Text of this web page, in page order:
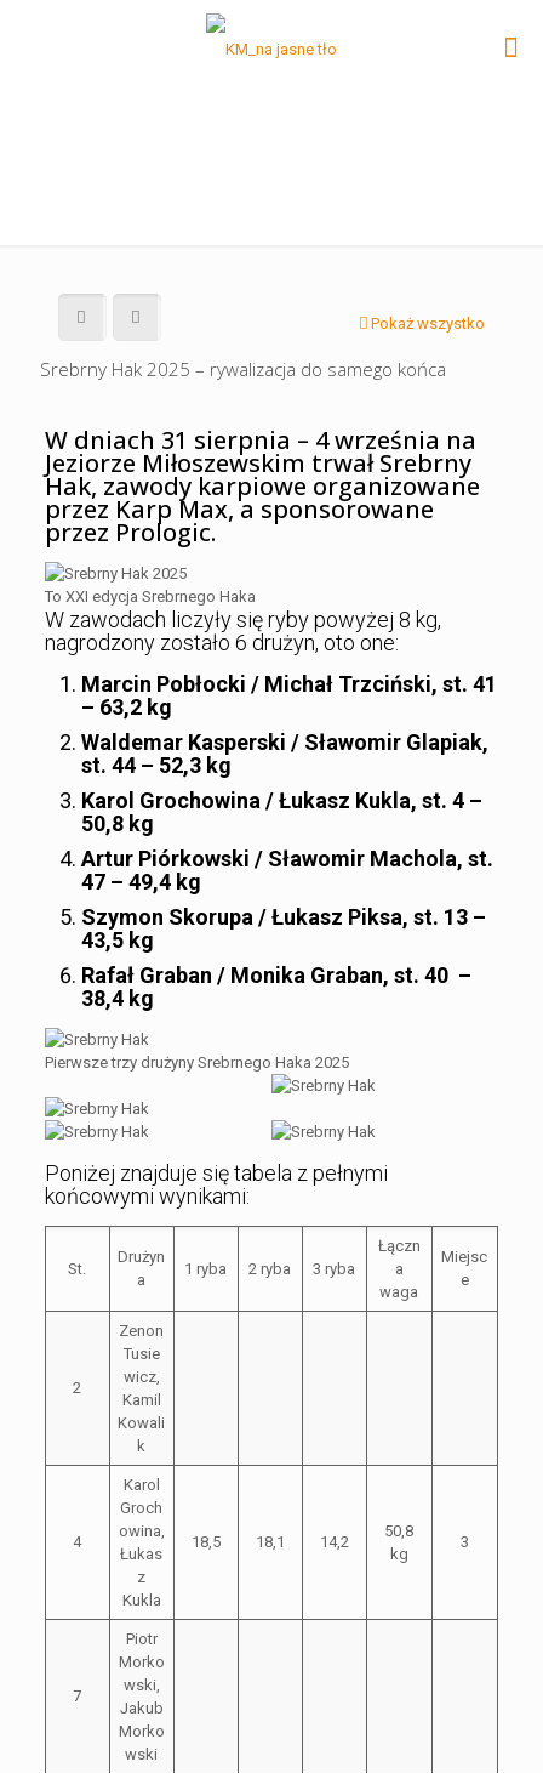
Pokaż wszystko
Srebrny Hak 2025 – rywalizacja do samego końca
W dniach 31 sierpnia – 4 września na
Jeziorze Miłoszewskim trwał Srebrny
Hak, zawody karpiowe organizowane
przez Karp Max, a sponsorowane
przez Prologic.
To XXI edycja Srebrnego Haka
W zawodach liczyły się ryby powyżej 8 kg,
nagrodzony zostało 6 drużyn, oto one:
Marcin Pobłocki / Michał Trzciński, st. 41
– 63,2 kg
Waldemar Kasperski / Sławomir Glapiak,
st. 44 – 52,3 kg
Karol Grochowina / Łukasz Kukla, st. 4 –
50,8 kg
Artur Piórkowski / Sławomir Machola, st.
47 – 49,4 kg
Szymon Skorupa / Łukasz Piksa, st. 13 –
43,5 kg
Rafał Graban / Monika Graban, st. 40 –
38,4 kg
Pierwsze trzy drużyny Srebrnego Haka 2025
Poniżej znajduje się tabela z pełnymi
końcowymi wynikami:
St.
Drużyn
a
1 ryba 2 ryba 3 ryba
Łączn
a
waga
Miejsc
e
2
Zenon
Tusie
wicz,
Kamil
Kowali
k
4
Karol
Groch
owina,
Łukas
z
Kukla
18,5 18,1 14,2
50,8
kg
3
7
Piotr
Morko
wski,
Jakub
Morko
wski